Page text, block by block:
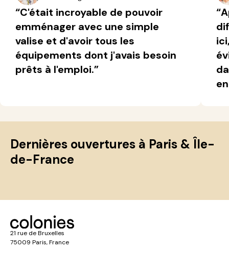
“C'était incroyable de pouvoir
emménager avec une simple
valise et d'avoir tous les
équipements dont j'avais besoin
prêts à l'emploi.”
Dernières ouvertures à Paris & Île-
de-France
21 rue de Bruxelles
75009 Paris, France